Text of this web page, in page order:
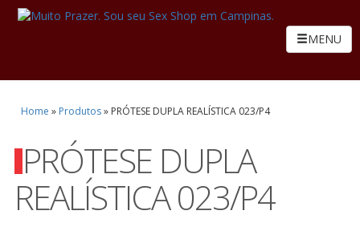
MENU
Home » Produtos» PRÓTESE DUPLA REALÍSTICA 023/P4
PRÓTESE DUPLA
REALÍSTICA 023/P4